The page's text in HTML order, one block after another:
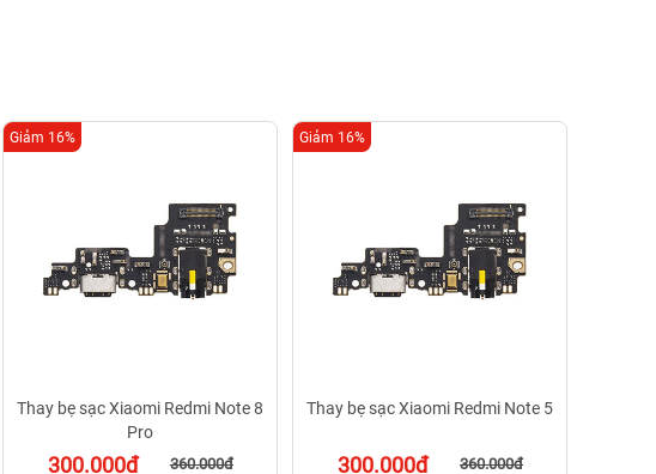
Thay bẹ sạc Xiaomi Redmi Note 8
Pro
300.000đ 360.000đ
Giảm 16%
Thay bẹ sạc Xiaomi Redmi Note 5
300.000đ 360.000đ
Giảm 16%